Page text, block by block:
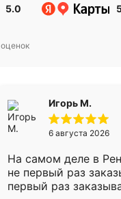
5.0
оценок
Игорь М.
6 августа 2026
На самом деле в
не первый раз
первый раз